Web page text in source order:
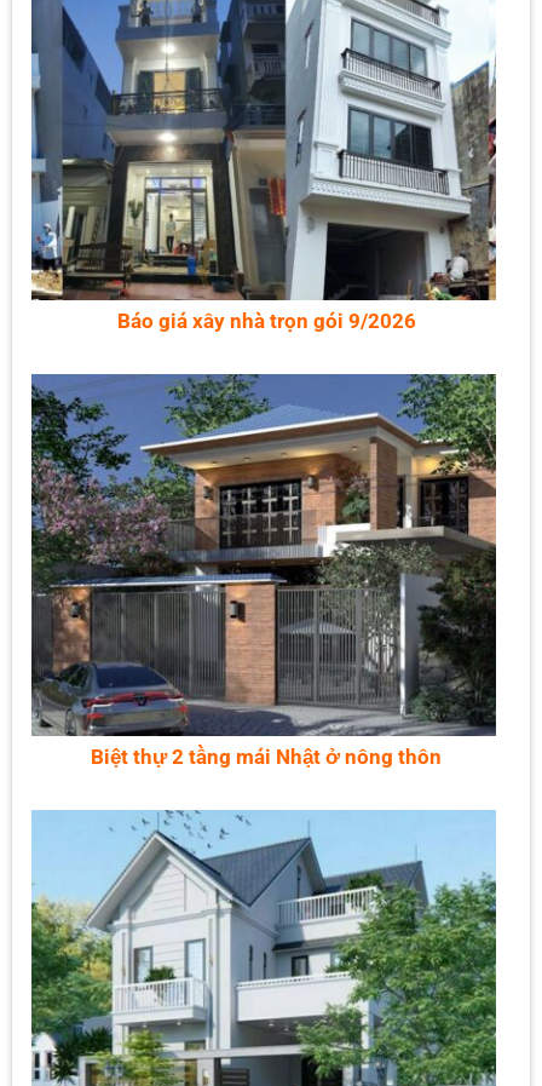
Báo giá xây nhà trọn gói 9/2026
Biệt thự 2 tầng mái Nhật ở nông thôn